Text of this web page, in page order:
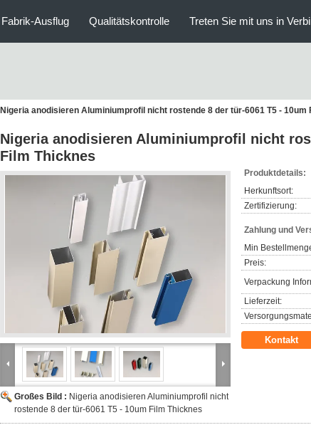
Fabrik-Ausflug Qualitätskontrolle Treten Sie mit uns in
Nigeria anodisieren Aluminiumprofil nicht rostende 8 der tür-6061 T5 - 10um
Nigeria anodisieren Aluminiumprofil nicht
Film Thicknes
Großes Bild : Nigeria anodisieren Aluminiumprofil nicht
rostende 8 der tür-6061 T5 - 10um Film Thicknes
Produktdetails:
Herkunftsort:
Zertifizierung:
Zahlung und
Min
Preis:
Verpackung
Lieferzeit:
Kontakt